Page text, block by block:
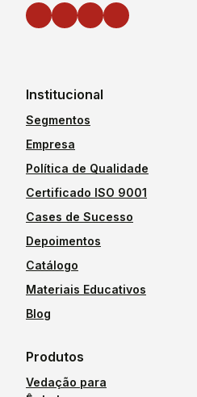
Institucional
Segmentos
Empresa
Política de Qualidade
Certificado ISO 9001
Cases de Sucesso
Depoimentos
Catálogo
Materiais Educativos
Blog
Produtos
Vedação para